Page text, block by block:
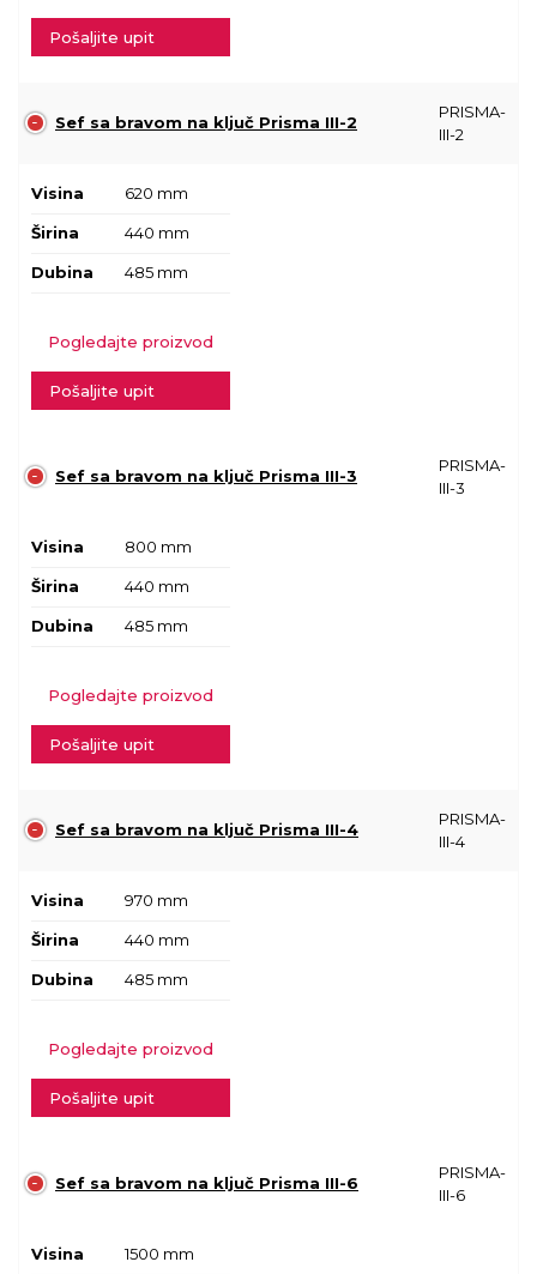
Pošaljite upit
Sef sa bravom na ključ Prisma III-2
PRISMA-
III-2
Visina 620 mm
Širina 440 mm
Dubina 485 mm
Pogledajte proizvod
Pošaljite upit
Sef sa bravom na ključ Prisma III-3
PRISMA-
III-3
Visina 800 mm
Širina 440 mm
Dubina 485 mm
Pogledajte proizvod
Pošaljite upit
Sef sa bravom na ključ Prisma III-4
PRISMA-
III-4
Visina 970 mm
Širina 440 mm
Dubina 485 mm
Pogledajte proizvod
Pošaljite upit
Sef sa bravom na ključ Prisma III-6
PRISMA-
III-6
Visina 1500 mm